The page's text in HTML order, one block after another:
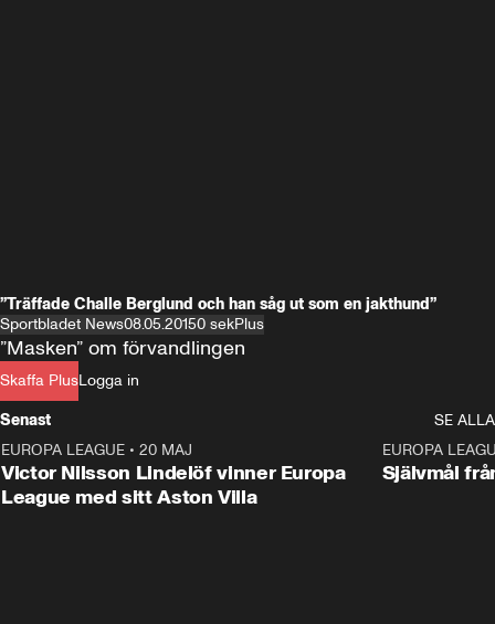
”Träffade Challe Berglund och han såg ut som en jakthund”
Sportbladet News08.05.20150 sekPlus
Skaffa PlusLogga in
”Masken” om förvandlingen
Senast
SE ALLA
EUROPA LEAGUE • 20 MAJ
Victor Nilsson Lindelöf vinner Europa
League med sitt Aston Villa
EUROPA
Självmål